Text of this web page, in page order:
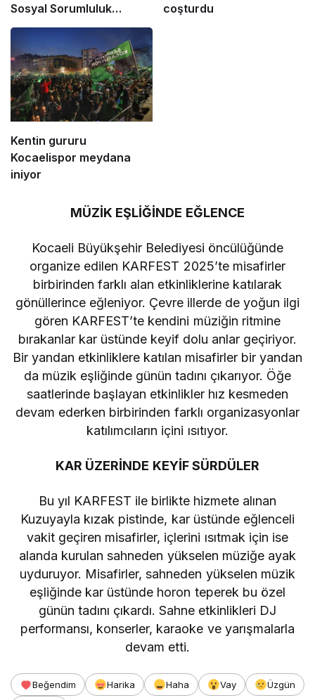
Sosyal Sorumluluk
Projesi
coşturdu
Kentin gururu
Kocaelispor meydana
iniyor
MÜZİK EŞLİĞİNDE EĞLENCE
Kocaeli Büyükşehir Belediyesi öncülüğünde
organize edilen KARFEST 2025’te misafirler
birbirinden farklı alan etkinliklerine katılarak
gönüllerince eğleniyor. Çevre illerde de yoğun ilgi
gören KARFEST’te kendini müziğin ritmine
bırakanlar kar üstünde keyif dolu anlar geçiriyor.
Bir yandan etkinliklere katılan misafirler bir yandan
da müzik eşliğinde günün tadını çıkarıyor. Öğe
saatlerinde başlayan etkinlikler hız kesmeden
devam ederken birbirinden farklı organizasyonlar
katılımcıların içini ısıtıyor.
KAR ÜZERİNDE KEYİF SÜRDÜLER
Bu yıl KARFEST ile birlikte hizmete alınan
Kuzuyayla kızak pistinde, kar üstünde eğlenceli
vakit geçiren misafirler, içlerini ısıtmak için ise
alanda kurulan sahneden yükselen müziğe ayak
uyduruyor. Misafirler, sahneden yükselen müzik
eşliğinde kar üstünde horon teperek bu özel
günün tadını çıkardı. Sahne etkinlikleri DJ
performansı, konserler, karaoke ve yarışmalarla
devam etti.
Beğendim Harika Haha Vay Üzgün